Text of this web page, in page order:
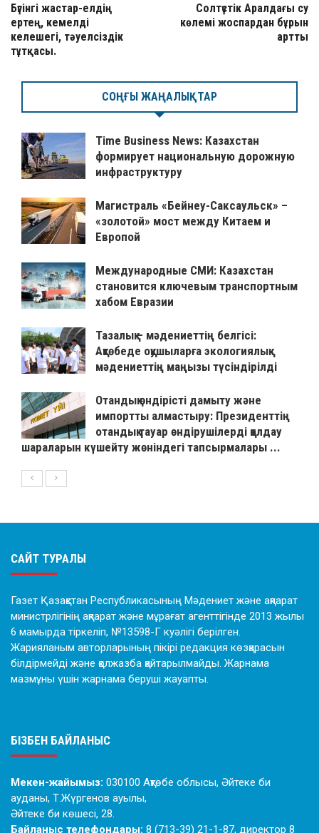
Бүгінгі жастар-елдің
ертең, кемелді
келешегі, тәуелсіздік
тұтқасы.
Солтүстік Аралдағы су
көлемі жоспардан бұрын
артты
СОҢҒЫ ЖАҢАЛЫҚТАР
Time Business News: Казахстан
формирует национальную дорожную
инфраструктуру
Магистраль «Бейнеу-Саксаульск» –
«золотой» мост между Китаем и
Европой
Международные СМИ: Казахстан
становится ключевым транспортным
хабом Евразии
Тазалық – мәдениеттің белгісі:
Ақтөбеде оқушыларға экологиялық
мәдениеттің маңызы түсіндірілді
Отандық өндірісті дамыту және
импортты алмастыру: Президенттің
отандық тауар өндірушілерді қолдау
шараларын күшейту жөніндегі тапсырмалары ...
САЙТ ТУРАЛЫ
Газет Қазақстан Республикасының Мәдениет және ақпарат
министрлігінің ақпарат және мұрағат агенттігінде 2013 жылы
6 мамырда тіркеліп, №13598-Г куәлігі берілген.
Жарияланым авторларының пікірі редакция көзқарасын
білдірмейді және қолжазба қайтарылмайды. Жарнама
мазмұны үшін жарнама беруші жауапты.
БІЗБЕН БАЙЛАНЫС
Мекен-жайымыз: 030100 Ақтөбе облысы, Әйтеке би
ауданы, Т.Жүргенов ауылы,
Әйтеке би көшесі, 28.
Байланыс телефондары: 8 (713-39) 21-1-87, директор 8